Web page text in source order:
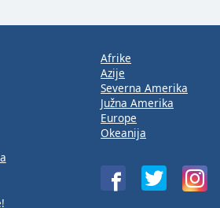
Afrike
Azije
Severna Amerika
Južna Amerika
Europe
Okeanija